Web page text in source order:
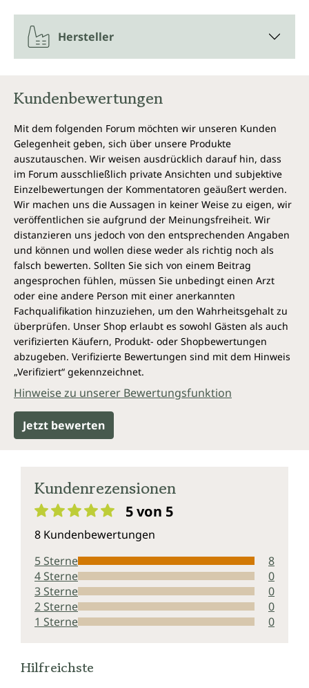
Hersteller
Kundenbewertungen
Mit dem folgenden Forum möchten wir unseren Kunden
Gelegenheit geben, sich über unsere Produkte
auszutauschen. Wir weisen ausdrücklich darauf hin, dass
im Forum ausschließlich private Ansichten und subjektive
Einzelbewertungen der Kommentatoren geäußert werden.
Wir machen uns die Aussagen in keiner Weise zu eigen, wir
veröffentlichen sie aufgrund der Meinungsfreiheit. Wir
distanzieren uns jedoch von den entsprechenden Angaben
und können und wollen diese weder als richtig noch als
falsch bewerten. Sollten Sie sich von einem Beitrag
angesprochen fühlen, müssen Sie unbedingt einen Arzt
oder eine andere Person mit einer anerkannten
Fachqualifikation hinzuziehen, um den Wahrheitsgehalt zu
überprüfen. Unser Shop erlaubt es sowohl Gästen als auch
verifizierten Käufern, Produkt- oder Shopbewertungen
abzugeben. Verifizierte Bewertungen sind mit dem Hinweis
„Verifiziert“ gekennzeichnet.
Hinweise zu unserer Bewertungsfunktion
Jetzt bewerten
Kundenrezensionen
5 von 5
8 Kundenbewertungen
5 Sterne
8
4 Sterne
0
3 Sterne
0
2 Sterne
0
1 Sterne
0
Hilfreichste